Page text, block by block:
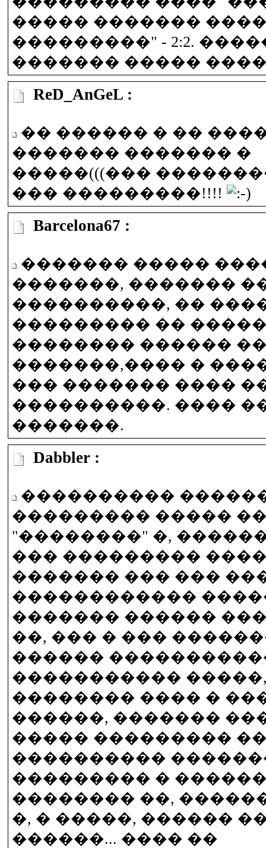
����� �������
���������" - 2:2.
������� �����
ReD_AnGeL :
�� ������ � ��
������� ������� �
�����(((���
��� ���������!!!!
Barcelona67 :
������� �����
�������, �������
����������, ��
��������� ��
�������� ������
�������,���� �
��� ������� ����
����������. ����
�������.
Dabbler :
����������
��������� �����
"��������" �,
��� ���������
������� ��� ���
������������
������� ������
��, ��� � ���
������
�����������
�������� ���� �
������, �������
����� ���������
����������
��������� �
�������� ��,
�, � �����, ������
������... ���� ��